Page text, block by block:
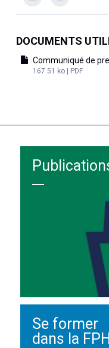
DOCUMENTS
Communiqué de
167.51 ko | PDF
Se former
dans la FPH